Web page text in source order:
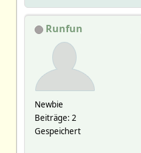
Runfun
Newbie
Beiträge: 2
Gespeichert